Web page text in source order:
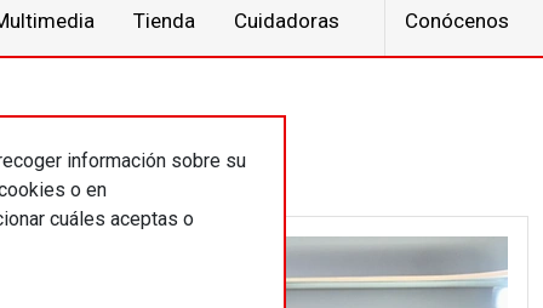
Tienda Cuidadoras Conócenos
información sobre su
o en
cuáles aceptas o